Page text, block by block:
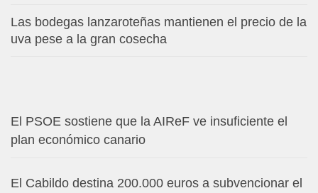
Las bodegas lanzaroteñas mantienen el precio de la
uva pese a la gran cosecha
El PSOE sostiene que la AIReF ve insuficiente el
plan económico canario
El Cabildo destina 200.000 euros a subvencionar el